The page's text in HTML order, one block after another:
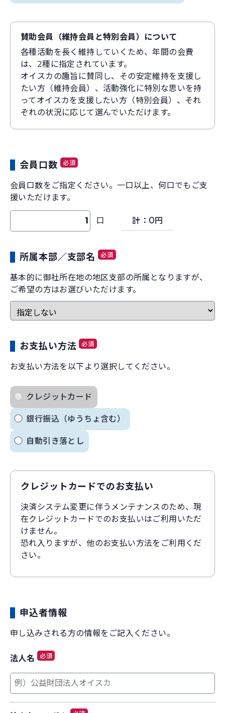
賛助会員（維持会員と特別会員）について
各種活動を長く維持していくため、年間の会費
は、2種に指定されています。
オイスカの趣旨に賛同し、その安定維持を支援し
たい方（維持会員）、活動強化に特別な思いを持
ってオイスカを支援したい方（特別会員）、それ
ぞれの状況に応じて選んでいただけます。
会員口数 必須
会員口数をご指定ください。一口以上、何口でもご支
援いただけます。
口 計： 0円
所属本部／支部名 必須
基本的に御社所在地の地区支部の所属となりますが、
ご希望の方はお選びいただけます。
お支払い方法 必須
お支払い方法を以下より選択してください。
クレジットカード
銀行振込（ゆうちょ含む）
自動引き落とし
クレジットカードでのお支払い
決済システム変更に伴うメンテナンスのため、現
在クレジットカードでのお支払いはご利用いただ
けません。
恐れ入りますが、他のお支払い方法をご利用くだ
さい。
申込者情報
申し込みされる方の情報をご記入ください。
法人名 必須